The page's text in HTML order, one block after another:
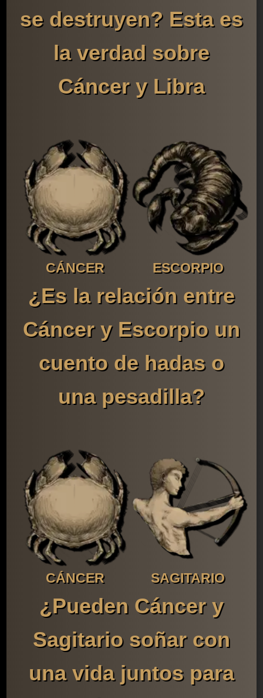
se destruyen? Esta es
la verdad sobre
Cáncer y Libra
CÁNCER ESCORPIO
¿Es la relación entre
Cáncer y Escorpio un
cuento de hadas o
una pesadilla?
CÁNCER SAGITARIO
¿Pueden Cáncer y
Sagitario soñar con
una vida juntos para